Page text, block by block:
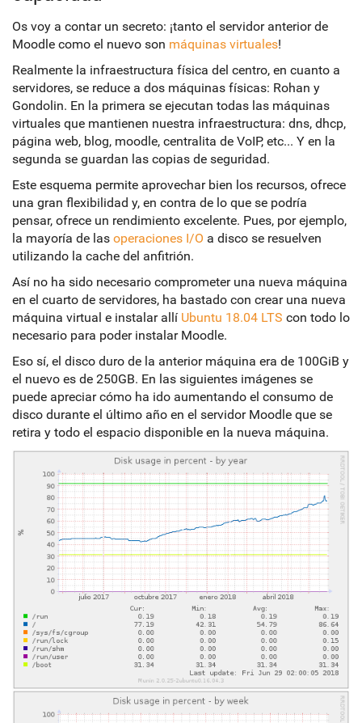
Os voy a contar un secreto: ¡tanto el servidor anterior de
Moodle como el nuevo son máquinas virtuales!
Realmente la infraestructura física del centro, en cuanto a
servidores, se reduce a dos máquinas físicas: Rohan y
Gondolin. En la primera se ejecutan todas las máquinas
virtuales que mantienen nuestra infraestructura: dns, dhcp,
página web, blog, moodle, centralita de VoIP, etc... Y en la
segunda se guardan las copias de seguridad.
Este esquema permite aprovechar bien los recursos, ofrece
una gran flexibilidad y, en contra de lo que se podría
pensar, ofrece un rendimiento excelente. Pues, por ejemplo,
la mayoría de las operaciones I/O a disco se resuelven
utilizando la cache del anfitrión.
Así no ha sido necesario comprometer una nueva máquina
en el cuarto de servidores, ha bastado con crear una nueva
máquina virtual e instalar allí Ubuntu 18.04 LTS con todo lo
necesario para poder instalar Moodle.
Eso sí, el disco duro de la anterior máquina era de 100GiB y
el nuevo es de 250GB. En las siguientes imágenes se
puede apreciar cómo ha ido aumentando el consumo de
disco durante el último año en el servidor Moodle que se
retira y todo el espacio disponible en la nueva máquina.